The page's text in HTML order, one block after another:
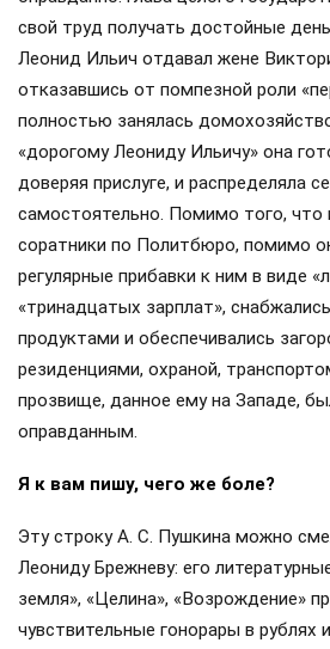
свой труд получать достойные
Леонид Ильич отдавал жене
отказавшись от помпезной роли
полностью занялась
«дорогому Леониду Ильичу» она
доверяя прислуге, и распределяла
самостоятельно. Помимо того, что
соратники по Политбюро, помимо
регулярные прибавки к ним в виде
«тринадцатых зарплат»,
продуктами и обеспечивались
резиденциями, охраной,
прозвище, данное ему на Западе,
оправданным.
Я к вам пишу, чего же боле?
Эту строку А. С. Пушкина можно
Леониду Брежневу: его
земля», «Целина», «Возрождение»
чувствительные гонорары в рублях